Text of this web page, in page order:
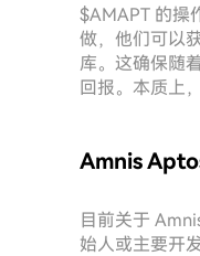
$AMAPT 的操
做，他们可以
库。这确保随
回报。本质上
Amnis
目前关于
始人或主要开